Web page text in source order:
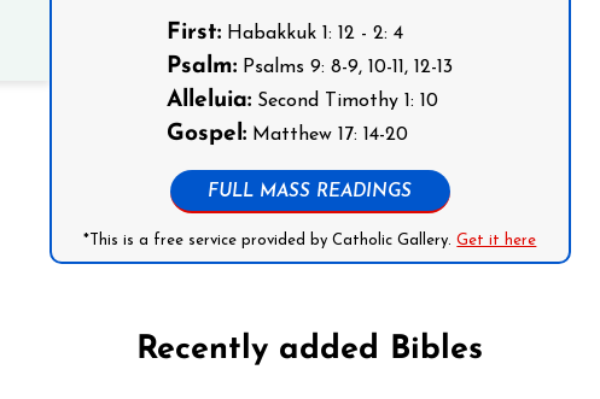
First: Habakkuk 1: 12 - 2: 4
Psalm: Psalms 9: 8-9, 10-11, 12-13
Alleluia: Second Timothy 1: 10
Gospel: Matthew 17: 14-20
FULL MASS READINGS
*This is a free service provided by Catholic Gallery.Get it here
Recently added Bibles